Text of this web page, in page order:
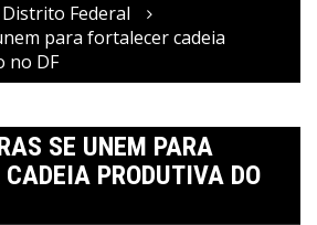
Distrito Federal
para fortalecer cadeia
no DF
SE UNEM PARA
CADEIA PRODUTIVA DO